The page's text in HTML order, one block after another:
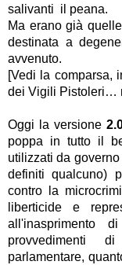
salivanti il peana.
Ma erano già
destinata a
avvenuto.
[Vedi la comparsa,
dei Vigili Pistoleri…
Oggi la versione
poppa in tutto il
utilizzati da
definiti qualcuno)
contro la
liberticide e
all'inasprimento
provvedimenti
parlamentare,